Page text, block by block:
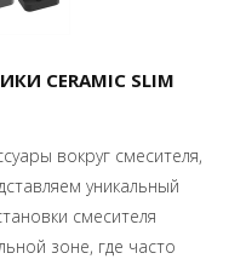
CERAMIC SLIM
вокруг смесителя,
уникальный
смесителя
зоне, где часто